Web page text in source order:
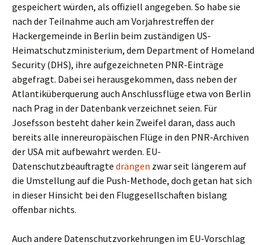
gespeichert würden, als offiziell angegeben. So habe sie
nach der Teilnahme auch am Vorjahrestreffen der
Hackergemeinde in Berlin beim zuständigen US-
Heimatschutzministerium, dem Department of Homeland
Security (DHS), ihre aufgezeichneten PNR-Einträge
abgefragt. Dabei sei herausgekommen, dass neben der
Atlantiküberquerung auch Anschlussflüge etwa von Berlin
nach Prag in der Datenbank verzeichnet seien. Für
Josefsson besteht daher kein Zweifel daran, dass auch
bereits alle innereuropäischen Flüge in den PNR-Archiven
der USA mit aufbewahrt werden. EU-
Datenschutzbeauftragte drängen zwar seit längerem auf
die Umstellung auf die Push-Methode, doch getan hat sich
in dieser Hinsicht bei den Fluggesellschaften bislang
offenbar nichts.
Auch andere Datenschutzvorkehrungen im EU-Vorschlag